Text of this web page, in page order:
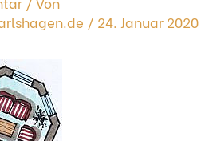
/ 24. Januar 2020